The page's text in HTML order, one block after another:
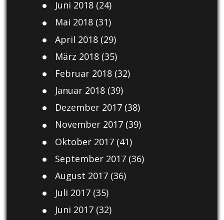
Juni 2018(24)
Mai 2018(31)
April 2018(29)
März 2018(35)
Februar 2018(32)
Januar 2018(39)
Dezember 2017(38)
November 2017(39)
Oktober 2017(41)
September 2017(36)
August 2017(36)
Juli 2017(35)
Juni 2017(32)